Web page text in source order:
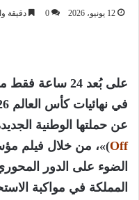
12 يونيو، 2026 0 دقيقة
على بُعد 24
في نهائيات كأس العالم 2026، كشفت
عن حملتها الوطنية
Off
)»، من خلال فيلم
الضوء على الدور
المملكة في مواكبة